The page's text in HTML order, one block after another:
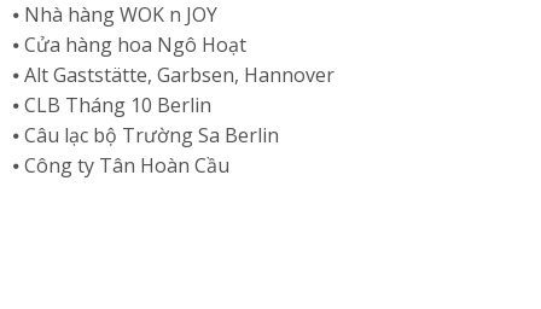
⦁ Nhà hàng WOK n JOY
⦁ Cửa hàng hoa Ngô Hoạt
⦁ Alt Gaststätte, Garbsen, Hannover
⦁ CLB Tháng 10 Berlin
⦁ Câu lạc bộ Trường Sa Berlin
⦁ Công ty Tân Hoàn Cầu